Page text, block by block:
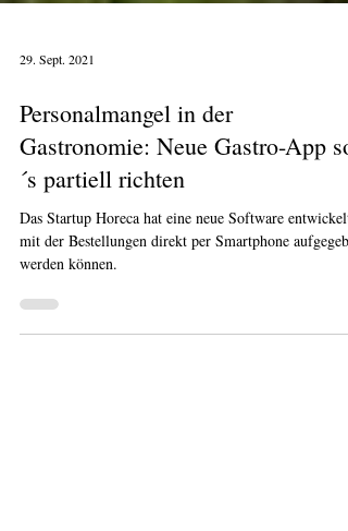
29. Sept. 2021
Personalmangel in der
Gastronomie: Neue Gastro-App
´s partiell richten
Das Startup Horeca hat eine neue Software entwickelt,
werden können.